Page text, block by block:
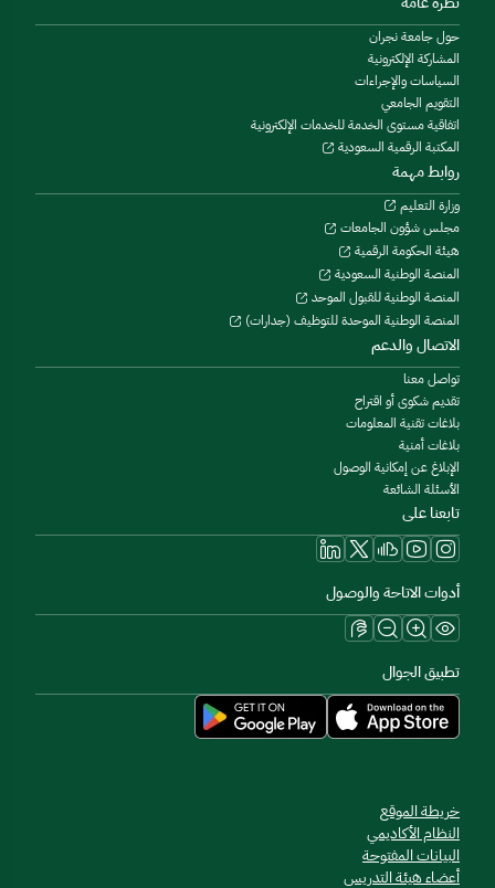
حول جامعة نجران
المشاركة الإلكترونية
السياسات والإجراءات
التقويم الجامعي
اتفاقية مستوى الخدمة للخدمات الإلكترونية
المكتبة الرقمية السعودية
روابط مهمة
وزارة التعليم
مجلس شؤون الجامعات
هيئة الحكومة الرقمية
المنصة الوطنية السعودية
المنصة الوطنية للقبول الموحد
المنصة الوطنية الموحدة للتوظيف (جدارات)
الاتصال والدعم
تواصل معنا
تقديم شكوى أو اقتراح
بلاغات تقنية المعلومات
بلاغات أمنية
الإبلاغ عن إمكانية الوصول
الأسئلة الشائعة
تابعنا على
أدوات الاتاحة والوصول
تطبيق الجوال
خريطة الموقع
النظام الأكاديمي
البيانات المفتوحة
أعضاء هيئة التدريس